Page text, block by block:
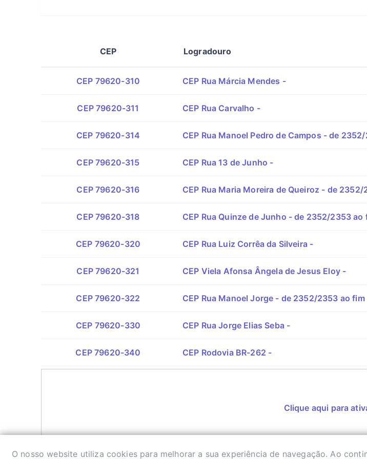
CEP Logradouro
CEP 79620-310 CEP Rua Márcia Mendes -
CEP 79620-311 CEP Rua Carvalho -
CEP 79620-314 CEP Rua Manoel Pedro de Campos - de
CEP 79620-315 CEP Rua 13 de Junho -
CEP 79620-316 CEP Rua Maria Moreira de Queiroz - de
CEP 79620-318 CEP Rua Quinze de Junho - de 2352/2353 ao
CEP 79620-320 CEP Rua Luiz Corrêa da Silveira -
CEP 79620-321 CEP Viela Afonsa Ângela de Jesus Eloy -
CEP 79620-322 CEP Rua Manoel Jorge - de 2352/2353 ao fim
CEP 79620-330 CEP Rua Jorge Elias Seba -
CEP 79620-340 CEP Rodovia BR-262 -
Clique aqui para
O nosso website utiliza cookies para melhorar a sua experiência de navegação. Ao